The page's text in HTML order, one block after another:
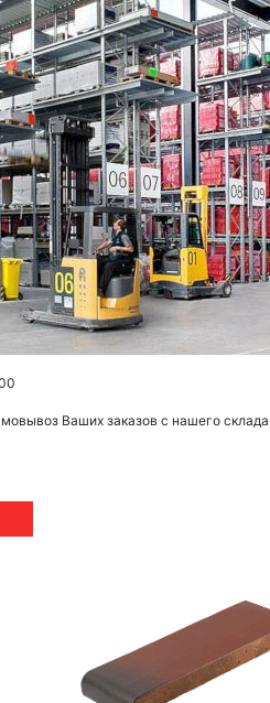
Ваших заказов с нашего